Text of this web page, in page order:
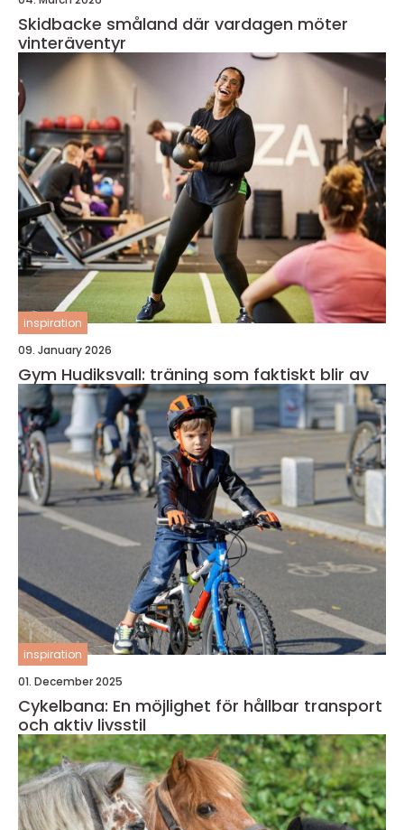
Skidbacke småland där vardagen möter
vinteräventyr
inspiration
09. January 2026
Gym Hudiksvall: träning som faktiskt blir av
inspiration
01. December 2025
Cykelbana: En möjlighet för hållbar transport
och aktiv livsstil